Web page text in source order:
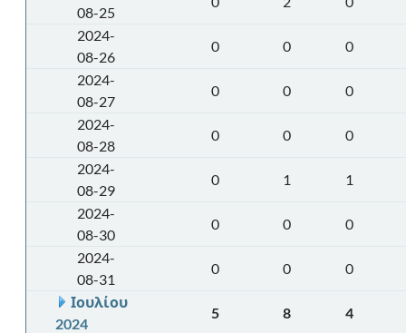
08-25
2024-
08-26
0 0
0
2024-
08-27
0 0
0
2024-
08-28
0 0
0
2024-
08-29
0 1
1
2024-
08-30
0 0
0
2024-
08-31
0 0
0
Ιουλίου
2024
5 8
4